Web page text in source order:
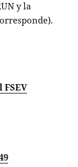
y la